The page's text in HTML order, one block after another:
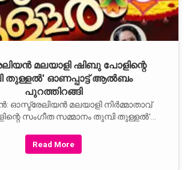
മലയാളി ഷിബു പോളിന്റെ
തുള്ളൽ' ഓണപ്പാട്ട് ആൽബം
പുറത്തിറങ്ങി
ഓസ്ട്രേലിയന്‍ മലയാളി നിര്‍മ്മാതാവ്
സംഗീത സമ്മാനം തുമ്പി തുള്ളല്‍'
Read More